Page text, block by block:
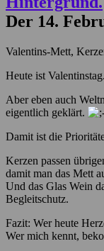
Der 14.
Valentins-Mett,
Heute ist
Aber eben auch
eigentlich geklärt.
Damit ist die
Kerzen passen
damit man das Mett
Und das Glas Wein
Begleitschutz.
Fazit: Wer heute
Wer mich kennt,